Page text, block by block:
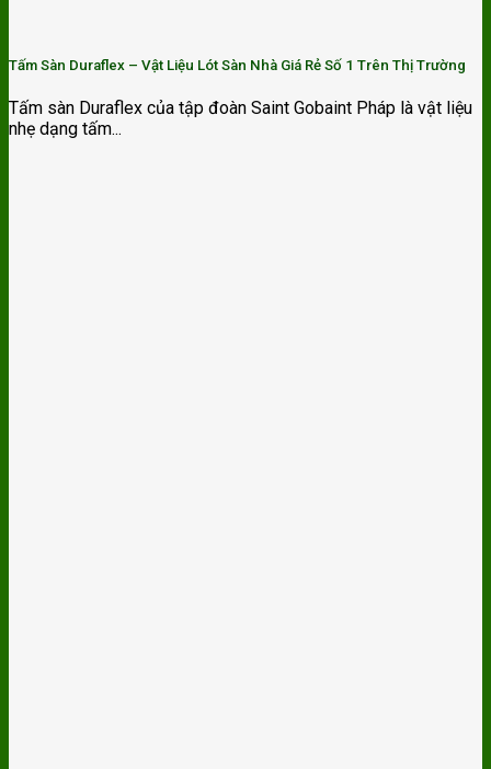
Tấm Sàn Duraflex – Vật Liệu Lót Sàn Nhà Giá Rẻ Số 1 Trên Thị Trường
Tấm sàn Duraflex của tập đoàn Saint Gobaint Pháp là vật liệu
nhẹ dạng tấm...